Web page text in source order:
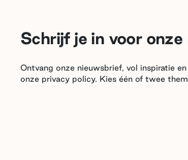
Schrijf je in voor
Ontvang onze nieuwsbrief, vol inspiratie
onze privacy policy. Kies één of twee